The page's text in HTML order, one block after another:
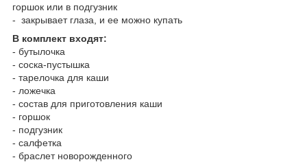
горшок или в подгузник
- закрывает глаза, и ее можно купать
В комплект входят:
- бутылочка
- соска-пустышка
- тарелочка для каши
- ложечка
- состав для приготовления каши
- горшок
- подгузник
- салфетка
- браслет новорожденного